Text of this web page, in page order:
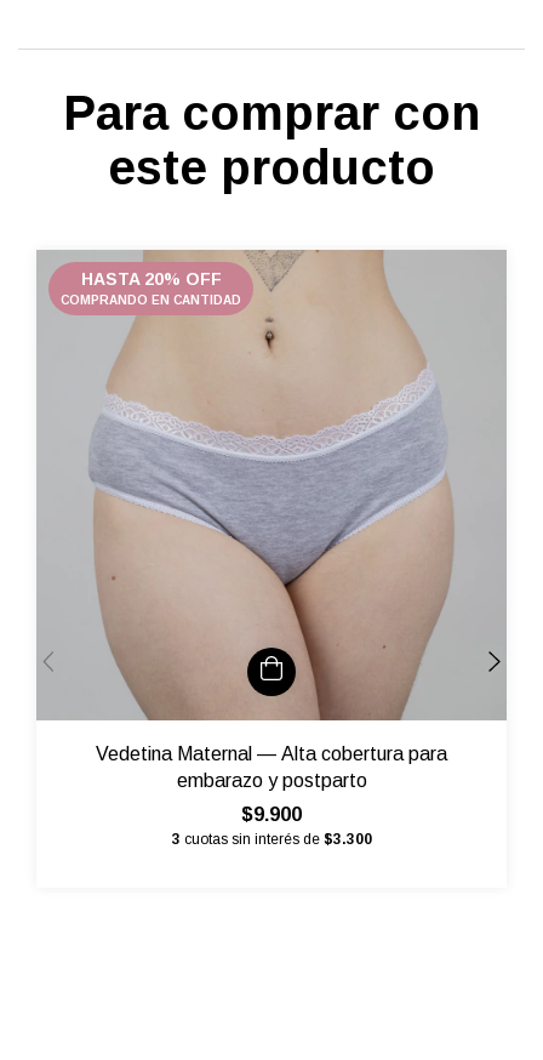
Para comprar con
este producto
HASTA 20% OFF
COMPRANDO EN CANTIDAD
Vedetina Maternal — Alta cobertura para
embarazo y postparto
$9.900
3 cuotas sin interés de $3.300